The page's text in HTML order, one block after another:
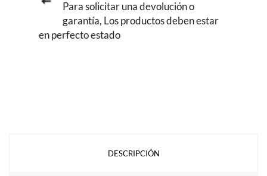
Para solicitar una devolución o
garantía, Los productos deben estar
en perfecto estado
DESCRIPCIÓN